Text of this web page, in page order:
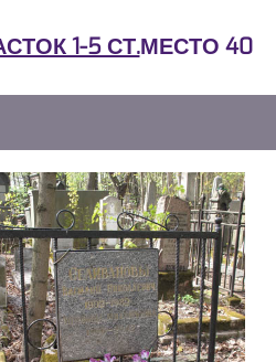
1-5 СТ.МЕСТО 40